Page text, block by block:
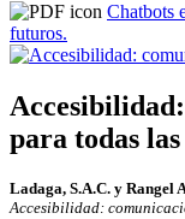
Chatbots
futuros.
para todas
Ladaga, S.A.C. y Rangel
Accesibilidad: